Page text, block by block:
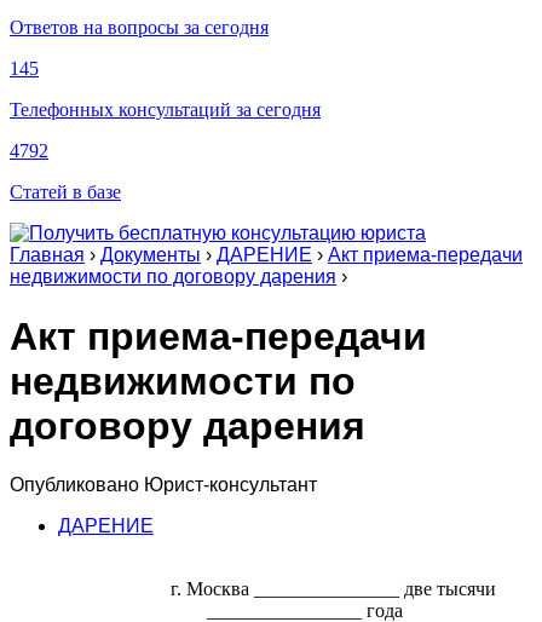
Ответов на вопросы за сегодня
145
Телефонных консультаций за сегодня
4792
Статей в базе
Главная › Документы › ДАРЕНИЕ › Акт приема-передачи
недвижимости по договору дарения ›
Акт приема-передачи
недвижимости по
договору дарения
Опубликовано Юрист-консультант
ДАРЕНИЕ
г. Москва _______________ две тысячи
________________ года